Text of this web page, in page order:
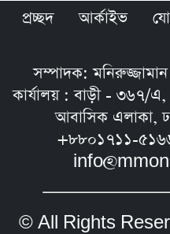
প্রচ্ছদ আর্কাইভ
সম্পাদক:
কার্যালয় : বাড়ী - ৩৬৭/এ,
আবাসিক এলাকা,
+৮৮০১৭১১-
© All Rights